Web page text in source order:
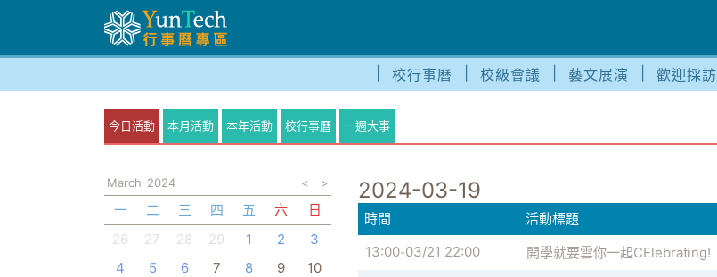
校行事曆 校級會議 藝文展演 歡迎採訪
今日活動 本月活動 本年活動 校行事曆 一週大事
March 2024 < >
一 二 三 四 五 六
日
26
27 28 29 1 2
3
4
5 6 7 8 9
10
2024-03-19
時間
活動標題
13:00-03/21 22:00 開學就要雲你一起CElebrating!